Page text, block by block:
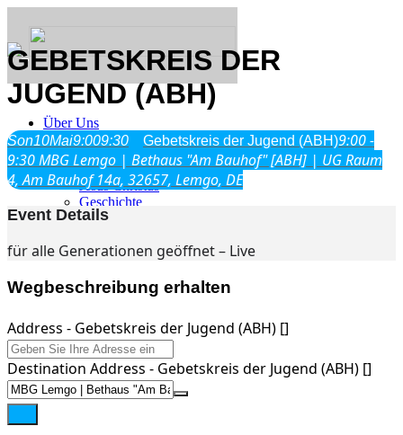
Über Uns
Was wir glauben
Jesus Christus
Geschichte
Neu hier
Veranstaltungen
GEBETSKREIS DER
JUGEND (ABH)
Son10Mai9:009:30 Gebetskreis der Jugend (ABH)9:00 -
9:30MBG Lemgo | Bethaus "Am Bauhof" [ABH] | UG Raum
4, Am Bauhof 14a, 32657, Lemgo, DE
Event Details
für alle Generationen geöffnet – Live
Wegbeschreibung erhalten
Address - Gebetskreis der Jugend (ABH) []
Destination Address - Gebetskreis der Jugend (ABH) []